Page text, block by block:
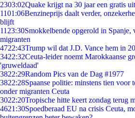
2303:02Quake krijgt na 30 jaar een gratis
1101:06Benzineprijs daalt verder,
blijft
11 23:30Smokkelbende opgerold in Spanje,
migranten
4722:43Trump wil dat J.D. Vance hem in
3422:32Ceuta-leider noemt Marokkaanse
'gruweldaad'
3822:29Random Pics van de Dag #1977
3822:28Spaanse politie: minstens tien voor
onder migranten Ceuta
3022:20Tropische hitte keert zondag terug
4621:30Spoedberaad EU na crisis Ceuta,